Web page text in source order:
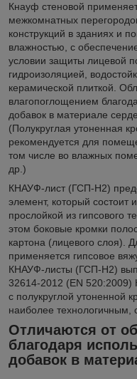
Кнауф стеновой
межкомнатных
конструкций в зданиях и
влажностью, с
условии защиты лицевой
гидроизоляцией,
керамической плиткой.
влагопоглощением
добавок в материале
(Полукруглая утоненная
рекомендуется для
том числе во влажных
др.)
КНАУФ-лист (ГСП-Н2)
элемент, который состоит
прослойкой из гипсового
этом боковые кромки
картона (лицевого слоя).
применяется гипсовое
КНАУФ-листы (ГСП-Н2)
32614-2012 (EN
с полукруглой утоненной
наиболее технологичным,
Отличаются от
благодаря
добавок в